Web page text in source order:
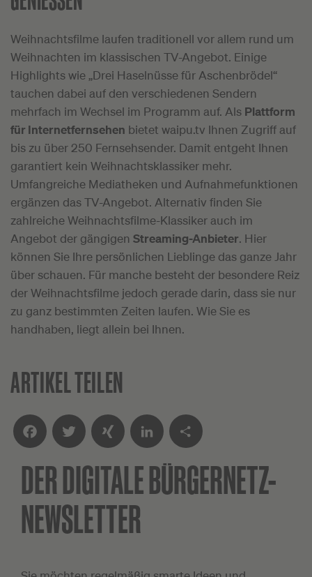
Weihnachtsfilme laufen traditionell vor allem rund um
Weihnachten im klassischen TV-Angebot. Einige
Highlights wie „Drei Haselnüsse für Aschenbrödel“
tauchen dabei auf den verschiedenen Sendern
mehrfach im Wechsel im Programm auf. Als Plattform
für Internetfernsehen bietet waipu.tv Ihnen Zugriff auf
bis zu über 250 Fernsehsender. Damit entgeht Ihnen
garantiert kein Weihnachtsklassiker mehr.
Umfangreiche Mediatheken und Aufnahmefunktionen
ergänzen das TV-Angebot. Alternativ finden Sie
zahlreiche Weihnachtsfilme-Klassiker auch im
Angebot der gängigen Streaming-Anbieter. Hier
können Sie Ihre persönlichen Lieblinge das ganze Jahr
über schauen. Für manche besteht der besondere Reiz
der Weihnachtsfilme jedoch gerade darin, dass sie nur
zu ganz bestimmten Zeiten laufen. Wie Sie es
handhaben, liegt allein bei Ihnen.
ARTIKEL TEILEN
FacebookTwitter XING LinkedInTeilen
DER DIGITALEBÜRGERNETZ-
NEWSLETTER